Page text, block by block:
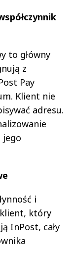
to główny
z
Pay
Klient nie
adresu.
jego
i
który
InPost, cały